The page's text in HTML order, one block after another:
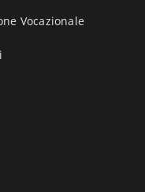
Vocazionale